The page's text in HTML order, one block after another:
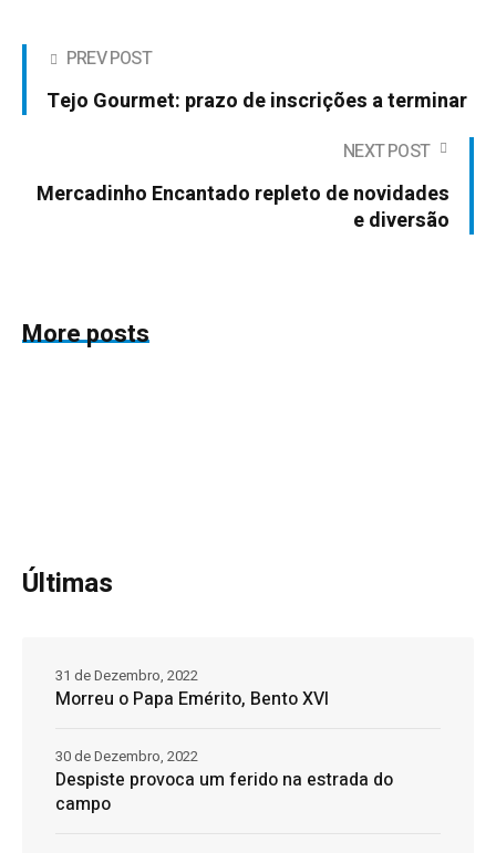
PREV POST
Tejo Gourmet: prazo de inscrições a terminar
NEXT POST
Mercadinho Encantado repleto de novidades
e diversão
More posts
Últimas
Morreu o Papa Emérito, Bento XVI
31 de Dezembro, 2022
Despiste provoca um ferido na estrada do
campo
30 de Dezembro, 2022